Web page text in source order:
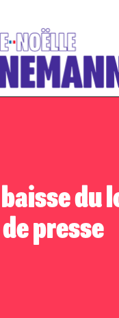
du
presse